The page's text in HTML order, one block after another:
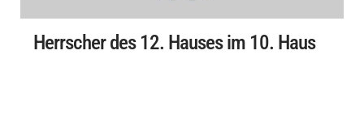
Herrscher des 12. Hauses im 10. Haus